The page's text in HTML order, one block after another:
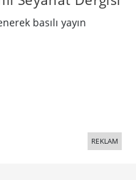
basılı yayın
REKLAM